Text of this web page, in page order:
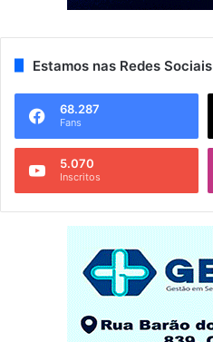
Estamos nas Redes Sociais
68.287
Fans
5.070
Inscritos